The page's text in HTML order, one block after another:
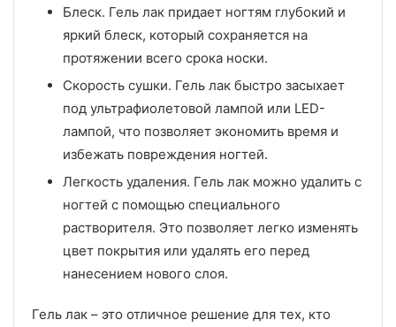
Блеск. Гель лак придает ногтям глубокий и
яркий блеск, который сохраняется на
протяжении всего срока носки.
Скорость сушки. Гель лак быстро засыхает
под ультрафиолетовой лампой или LED-
лампой, что позволяет экономить время и
избежать повреждения ногтей.
Легкость удаления. Гель лак можно удалить с
ногтей с помощью специального
растворителя. Это позволяет легко изменять
цвет покрытия или удалять его перед
нанесением нового слоя.
Гель лак – это отличное решение для тех, кто